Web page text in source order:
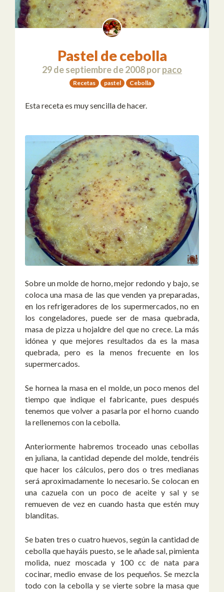
Pastel de cebolla
29 de septiembre de 2008porpaco
Recetas pastel Cebolla
Esta receta es muy sencilla de hacer.
Sobre un molde de horno, mejor redondo y bajo, se
coloca una masa de las que venden ya preparadas,
en los refrigeradores de los supermercados, no en
los congeladores, puede ser de masa quebrada,
masa de pizza u hojaldre del que no crece. La más
idónea y que mejores resultados da es la masa
quebrada, pero es la menos frecuente en los
supermercados.
Se hornea la masa en el molde, un poco menos del
tiempo que indique el fabricante, pues después
tenemos que volver a pasarla por el horno cuando
la rellenemos con la cebolla.
Anteriormente habremos troceado unas cebollas
en juliana, la cantidad depende del molde, tendréis
que hacer los cálculos, pero dos o tres medianas
será aproximadamente lo necesario. Se colocan en
una cazuela con un poco de aceite y sal y se
remueven de vez en cuando hasta que estén muy
blanditas.
Se baten tres o cuatro huevos, según la cantidad de
cebolla que hayáis puesto, se le añade sal, pimienta
molida, nuez moscada y 100 cc de nata para
cocinar, medio envase de los pequeños. Se mezcla
todo con la cebolla y se vierte sobre la masa que